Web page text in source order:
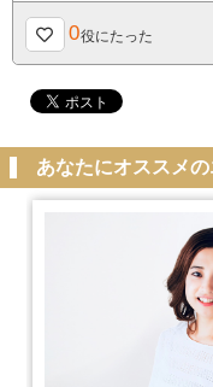
0役にたった
あなたにオススメ